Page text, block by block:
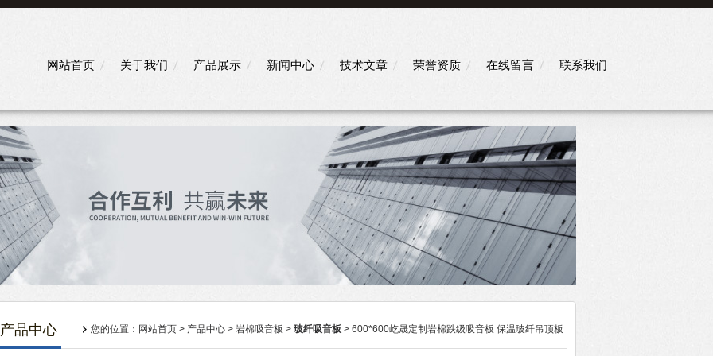
网站首页 关于我们 产品展示 新闻中心 技术文章 荣誉资质 在线留言 联系我们
产品中心 您的位置： 网站首页 > 产品中心 > 岩棉吸音板 > 玻纤吸音板 > 600*600屹晟定制岩棉跌级吸音板 保温玻纤吊顶板